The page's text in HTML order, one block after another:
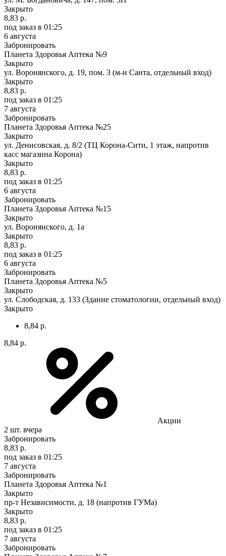
Закрыто
8,83 р.
под заказ в 01:25
6 августа
Забронировать
Планета Здоровья Аптека №9
Закрыто
ул. Воронянского, д. 19, пом. 3 (м-н Санта, отдельный вход)
Закрыто
8,83 р.
под заказ в 01:25
7 августа
Забронировать
Планета Здоровья Аптека №25
Закрыто
ул. Денисовская, д. 8/2 (ТЦ Корона-Сити, 1 этаж, напротив
касс магазина Корона)
Закрыто
8,83 р.
под заказ в 01:25
6 августа
Забронировать
Планета Здоровья Аптека №15
Закрыто
ул. Воронянского, д. 1а
Закрыто
8,83 р.
под заказ в 01:25
6 августа
Забронировать
Планета Здоровья Аптека №5
Закрыто
ул. Слободская, д. 133 (Здание стоматологии, отдельный вход)
Закрыто
8,84 р.
8,84 р.
Акции
2 шт. вчера
Забронировать
8,83 р.
под заказ в 01:25
7 августа
Забронировать
Планета Здоровья Аптека №1
Закрыто
пр-т Независимости, д. 18 (напротив ГУМа)
Закрыто
8,83 р.
под заказ в 01:25
7 августа
Забронировать